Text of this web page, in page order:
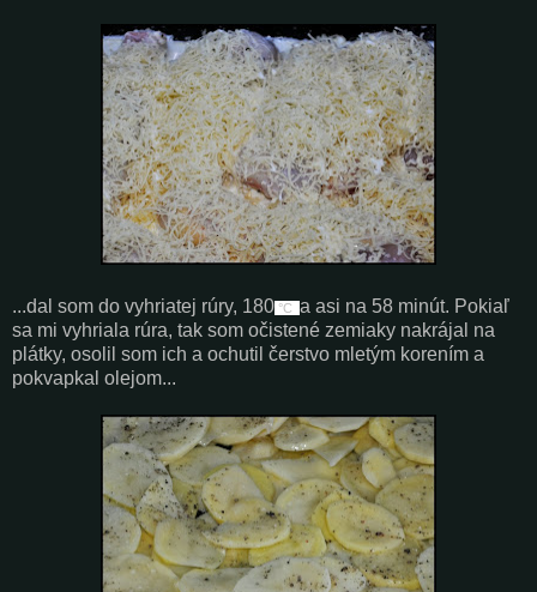
...dal som do vyhriatej rúry, 180 °C a asi na 58 minút. Pokiaľ
sa mi vyhriala rúra, tak som očistené zemiaky nakrájal na
plátky, osolil som ich a ochutil čerstvo mletým korením a
pokvapkal olejom...